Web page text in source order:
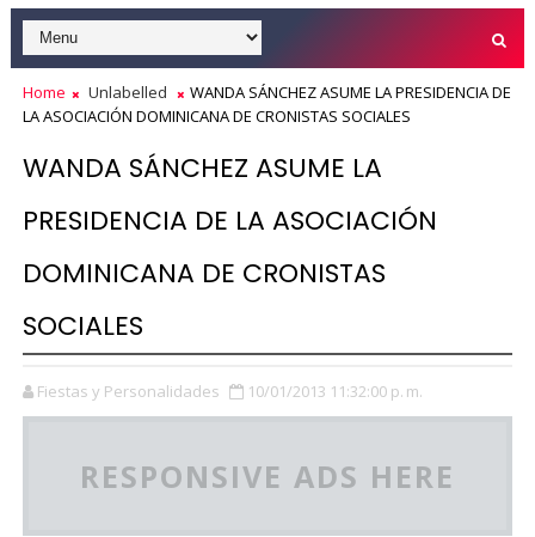
Home Unlabelled
WANDA SÁNCHEZ ASUME LA PRESIDENCIA DE
LA ASOCIACIÓN DOMINICANA DE CRONISTAS SOCIALES
WANDA SÁNCHEZ ASUME LA
PRESIDENCIA DE LA ASOCIACIÓN
DOMINICANA DE CRONISTAS
SOCIALES
Fiestas y Personalidades 10/01/2013 11:32:00 p. m.
RESPONSIVE ADS HERE